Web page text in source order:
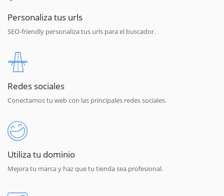
Personaliza tus urls
SEO-friendly personaliza tus urls para el buscador.
Redes sociales
Conectamos tu web con las principales redes sociales.
Utiliza tu dominio
Mejora tu marca y haz que tu tienda sea profesional.